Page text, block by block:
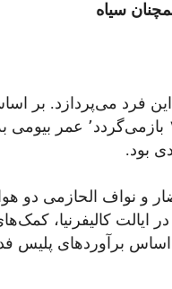
سیاه
۴۱۶ به معرفی این فرد
جامعه مسلمانان که به سال
بود.
کالیفرنیا،
برآوردهای پلیس